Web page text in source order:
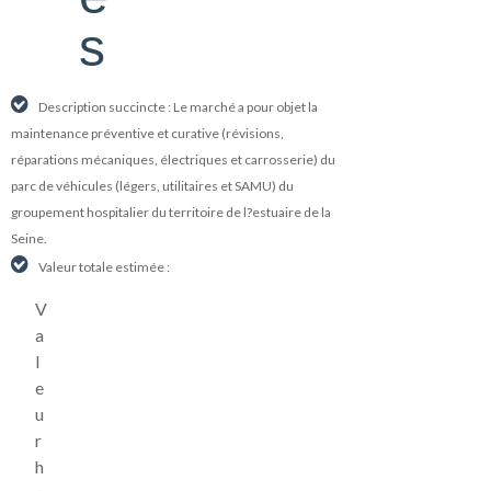
s
Description succincte : Le marché a pour objet la
maintenance préventive et curative (révisions,
réparations mécaniques, électriques et carrosserie) du
parc de véhicules (légers, utilitaires et SAMU) du
groupement hospitalier du territoire de l?estuaire de la
Seine.
Valeur totale estimée :
V
a
l
e
u
r
h